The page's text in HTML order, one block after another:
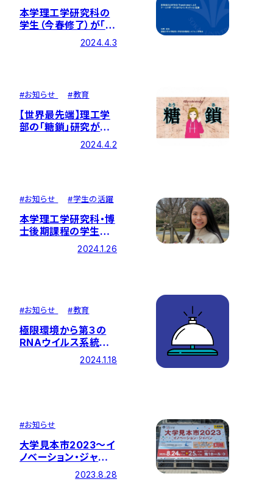
本学理工学研究科の
学生（今春修了）が「情
報処理学会第86回全
国大会」にて学生奨励
2024.4.3
#お知らせ #教育
【世界最先端】理工学
部の「糖鎖」研究があ
らゆる治療法を発展さ
2024.4.2
#お知らせ #学生の活躍
本学理工学研究科・博
士後期課程の学生の
論文が英国学術誌
『Biomass and
2024.1.26
#お知らせ #教育
極限環境から第３の
RNAウイルス系統を
発見（理工学部 共生
創造理工学科 黒沢
2024.1.18
#お知らせ
大学見本市2023～イ
ノベーション・ジャパ
ンに出展しました！
2023.8.28